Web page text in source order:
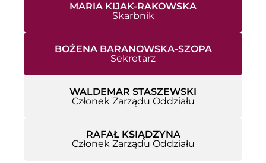
MARIA KIJAK-RAKOWSKA
Skarbnik
BOŻENA BARANOWSKA-SZOPA
Sekretarz
WALDEMAR STASZEWSKI
Członek Zarządu Oddziału
RAFAŁ KSIĄDZYNA
Członek Zarządu Oddziału